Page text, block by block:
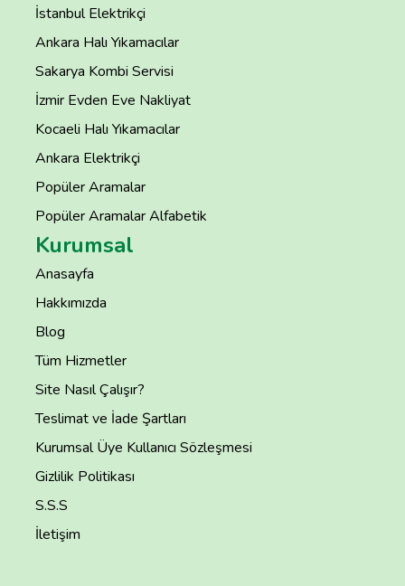
İstanbul Elektrikçi
Ankara Halı Yıkamacılar
Sakarya Kombi Servisi
İzmir Evden Eve Nakliyat
Kocaeli Halı Yıkamacılar
Ankara Elektrikçi
Popüler Aramalar
Popüler Aramalar Alfabetik
Kurumsal
Anasayfa
Hakkımızda
Blog
Tüm Hizmetler
Site Nasıl Çalışır?
Teslimat ve İade Şartları
Kurumsal Üye Kullanıcı Sözleşmesi
Gizlilik Politikası
S.S.S
İletişim